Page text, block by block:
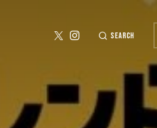
Search